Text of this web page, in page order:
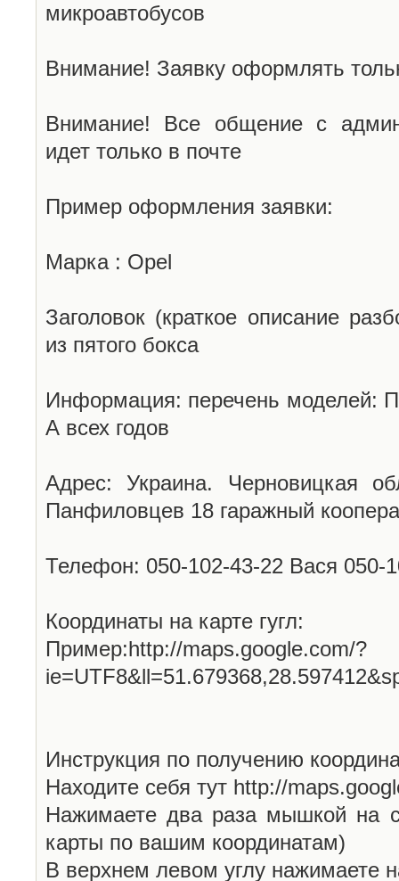
микроавтобусов
Внимание! Заявку оформлять
Внимание! Все общение с
идет только в почте
Пример оформления заявки:
Марка : Opel
Заголовок (краткое описание
из пятого бокса
Информация: перечень моделей:
А всех годов
Адрес: Украина. Черновицкая
Панфиловцев 18 гаражный
Телефон: 050-102-43-22 Вася 050-
Координаты на карте гугл:
Пример:http://maps.google.com/?
Инструкция по получению
Находите себя тут http://
Нажимаете два раза мышкой на
карты по вашим координатам)
В верхнем левом углу нажимаете